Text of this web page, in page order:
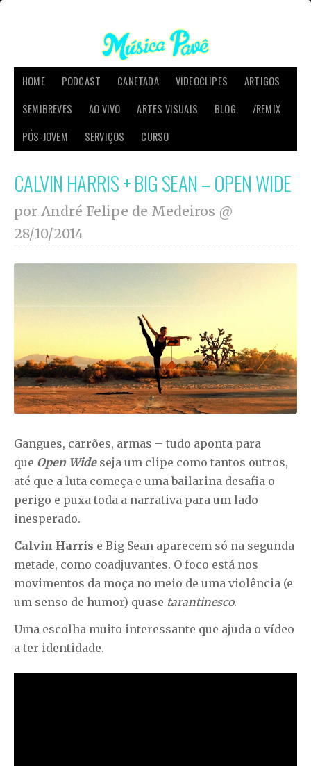
HOME PODCAST CANETADA VIDEOCLIPES
ARTIGOS
SEMIBREVES
AO VIVO ARTES VISUAIS BLOG
/REMIX
PÓS-JOVEM
SERVIÇOS CURSO
CALVIN HARRIS + BIG SEAN – OPEN WIDE
por André Felipe de Medeiros @
28/10/2014
Gangues, carrões, armas – tudo aponta para
que Open Wide seja um clipe como tantos outros,
até que a luta começa e uma bailarina desafia o
perigo e puxa toda a narrativa para um lado
inesperado.
Calvin Harris e Big Sean aparecem só na segunda
metade, como coadjuvantes. O foco está nos
movimentos da moça no meio de uma violência (e
um senso de humor) quase tarantinesco.
Uma escolha muito interessante que ajuda o vídeo
a ter identidade.